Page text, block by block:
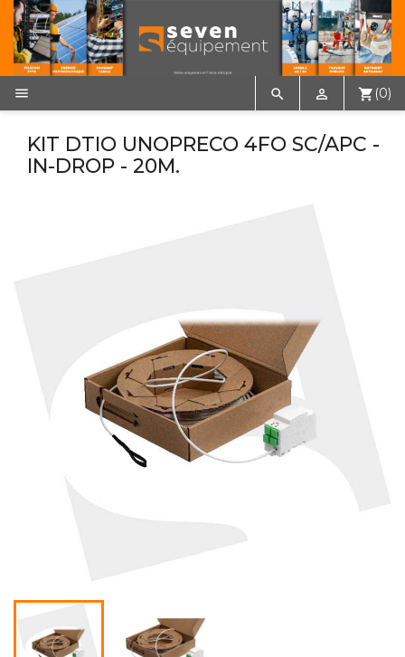
   shopping_cart (0)
KIT DTIO UNOPRECO 4FO SC/APC -
IN-DROP - 20M.